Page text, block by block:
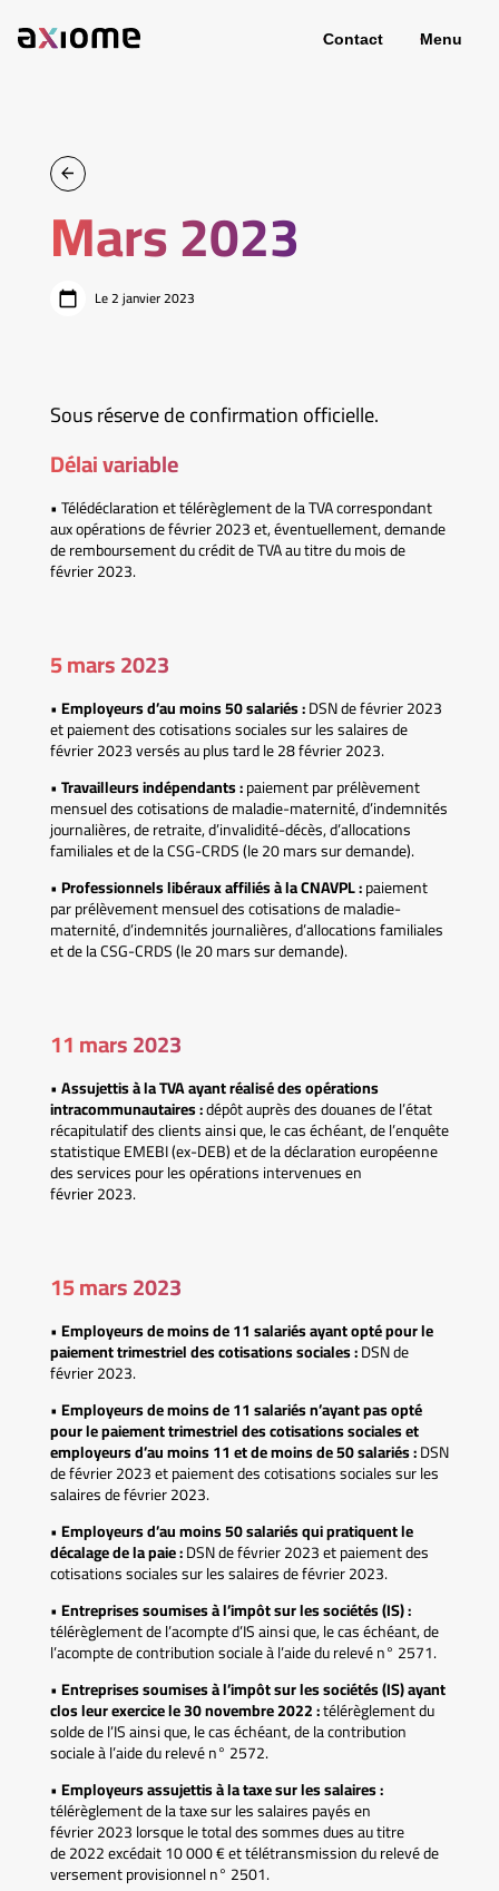
Contact Menu
Mars 2023
Le 2 janvier 2023
Sous réserve de confirmation officielle.
Délai variable
• Télédéclaration et télérèglement de la TVA correspondant
aux opérations de février 2023 et, éventuellement, demande
de remboursement du crédit de TVA au titre du mois de
février 2023.
5 mars 2023
•Employeurs d’au moins 50 salariés :DSN de février 2023
et paiement des cotisations sociales sur les salaires de
février 2023 versés au plus tard le 28 février 2023.
•Travailleurs indépendants :paiement par prélèvement
mensuel des cotisations de maladie-maternité, d’indemnités
journalières, de retraite, d’invalidité-décès, d’allocations
familiales et de la CSG-CRDS (le 20 mars sur demande).
•Professionnels libéraux affiliés à la CNAVPL :paiement
par prélèvement mensuel des cotisations de maladie-
maternité, d’indemnités journalières, d’allocations familiales
et de la CSG-CRDS (le 20 mars sur demande).
11 mars 2023
•Assujettis à la TVA ayant réalisé des opérations
intracommunautaires :dépôt auprès des douanes de l’état
récapitulatif des clients ainsi que, le cas échéant, de l’enquête
statistique EMEBI (ex-DEB) et de la déclaration européenne
des services pour les opérations intervenues en
février 2023.
15 mars 2023
•Employeurs de moins de 11 salariés ayant opté pour le
paiement trimestriel des cotisations sociales :DSN de
février 2023.
•Employeurs de moins de 11 salariés n’ayant pas opté
pour le paiement trimestriel des cotisations sociales et
employeurs d’au moins 11 et de moins de 50 salariés :DSN
de février 2023 et paiement des cotisations sociales sur les
salaires de février 2023.
•Employeurs d’au moins 50 salariés qui pratiquent le
décalage de la paie :DSN de février 2023 et paiement des
cotisations sociales sur les salaires de février 2023.
•Entreprises soumises à l’impôt sur les sociétés (IS) :
télérèglement de l’acompte d’IS ainsi que, le cas échéant, de
l’acompte de contribution sociale à l’aide du relevé n° 2571.
•Entreprises soumises à l’impôt sur les sociétés (IS) ayant
clos leur exercice le 30 novembre 2022 :télérèglement du
solde de l’IS ainsi que, le cas échéant, de la contribution
sociale à l’aide du relevé n° 2572.
•Employeurs assujettis à la taxe sur les salaires :
télérèglement de la taxe sur les salaires payés en
février 2023 lorsque le total des sommes dues au titre
de 2022 excédait 10 000 € et télétransmission du relevé de
versement provisionnel n° 2501.